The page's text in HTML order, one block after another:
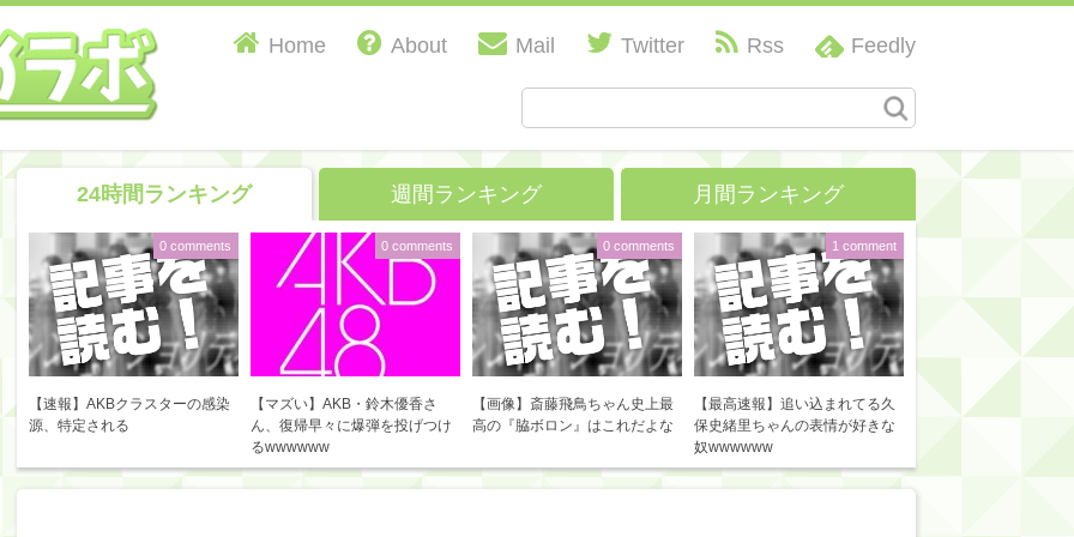
Home About Mail Twitter Rss Feedly
24時間ランキング 週間ランキング 月間ランキング
【速報】AKBクラスターの感染
源、特定される
0 comments
【マズい】AKB・鈴木優香さ
ん、復帰早々に爆弾を投げつけ
るwwwwww
0 comments
【画像】斎藤飛鳥ちゃん史上最
高の『脇ボロン』はこれだよな
0 comments
【最高速報】追い込まれてる久
保史緒里ちゃんの表情が好きな
奴wwwwww
1 comment